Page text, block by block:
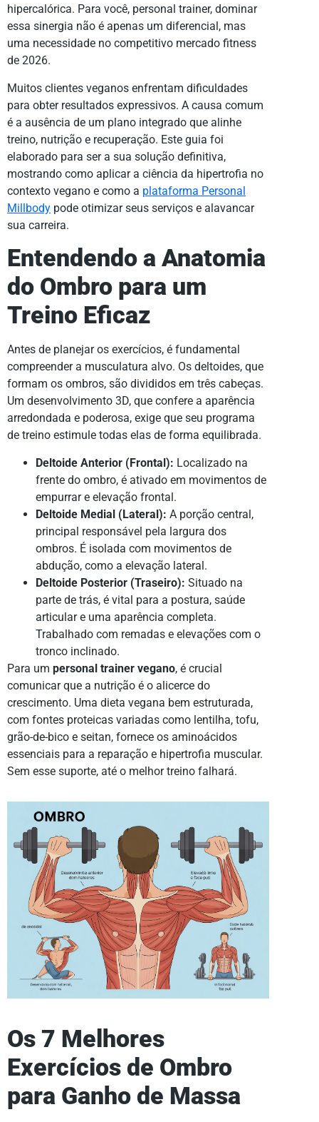
hipercalórica. Para você, personal trainer, dominar
essa sinergia não é apenas um diferencial, mas
uma necessidade no competitivo mercado fitness
de 2026.
Muitos clientes veganos enfrentam dificuldades
para obter resultados expressivos. A causa comum
é a ausência de um plano integrado que alinhe
treino, nutrição e recuperação. Este guia foi
elaborado para ser a sua solução definitiva,
mostrando como aplicar a ciência da hipertrofia no
contexto vegano e como a plataforma Personal
Millbody pode otimizar seus serviços e alavancar
sua carreira.
Entendendo a Anatomia
do Ombro para um
Treino Eficaz
Antes de planejar os exercícios, é fundamental
compreender a musculatura alvo. Os deltoides, que
formam os ombros, são divididos em três cabeças.
Um desenvolvimento 3D, que confere a aparência
arredondada e poderosa, exige que seu programa
de treino estimule todas elas de forma equilibrada.
Deltoide Anterior (Frontal): Localizado na
frente do ombro, é ativado em movimentos de
empurrar e elevação frontal.
Deltoide Medial (Lateral): A porção central,
principal responsável pela largura dos
ombros. É isolada com movimentos de
abdução, como a elevação lateral.
Deltoide Posterior (Traseiro): Situado na
parte de trás, é vital para a postura, saúde
articular e uma aparência completa.
Trabalhado com remadas e elevações com o
tronco inclinado.
Para um personal trainer vegano, é crucial
comunicar que a nutrição é o alicerce do
crescimento. Uma dieta vegana bem estruturada,
com fontes proteicas variadas como lentilha, tofu,
grão-de-bico e seitan, fornece os aminoácidos
essenciais para a reparação e hipertrofia muscular.
Sem esse suporte, até o melhor treino falhará.
Os 7 Melhores
Exercícios de Ombro
para Ganho de Massa